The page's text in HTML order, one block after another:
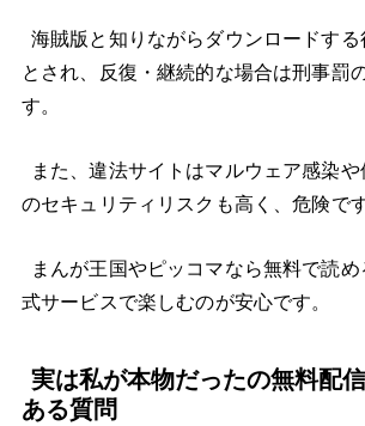
海賊版と知りながらダウンロードす
とされ、反復・継続的な場合は刑事罰
す。
また、違法サイトはマルウェア感染
のセキュリティリスクも高く、危険です
まんが王国やピッコマなら無料で読
式サービスで楽しむのが安心です。
実は私が本物だったの無料配
ある質問